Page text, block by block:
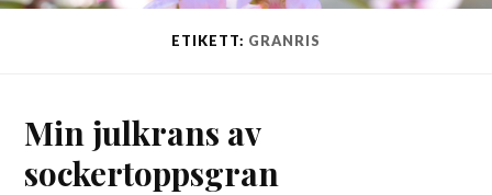
ETIKETT: GRANRIS
Min julkrans av
sockertoppsgran